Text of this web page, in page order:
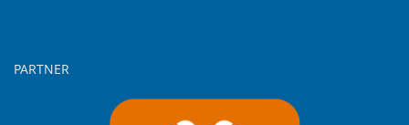
PARTNER